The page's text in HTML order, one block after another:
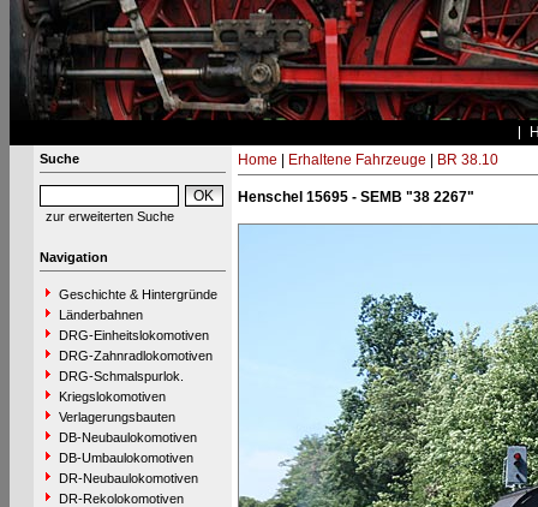
Suche
zur erweiterten Suche
Navigation
Geschichte & Hintergründe
Länderbahnen
DRG-Einheitslokomotiven
DRG-Zahnradlokomotiven
DRG-Schmalspurlok.
Kriegslokomotiven
Verlagerungsbauten
DB-Neubaulokomotiven
DB-Umbaulokomotiven
DR-Neubaulokomotiven
DR-Rekolokomotiven
Home Erhaltene Fahrzeuge BR 38.10
Henschel 15695 - SEMB "38 2267"